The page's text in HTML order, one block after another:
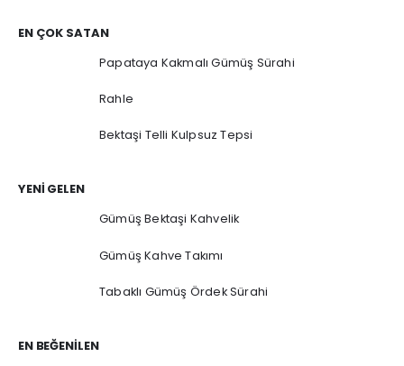
EN ÇOK SATAN
Papataya Kakmalı Gümüş Sürahi
Rahle
Bektaşi Telli Kulpsuz Tepsi
YENI GELEN
Gümüş Bektaşi Kahvelik
Gümüş Kahve Takımı
Tabaklı Gümüş Ördek Sürahi
EN BEĞENILEN